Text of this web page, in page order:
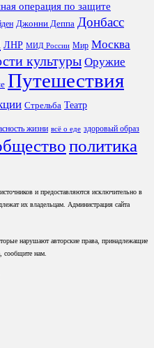
операция по защите
Джонни Деппа Донбасс
ЛНР МИД России Мир Москва
культуры Оружие
Путешествия
Стрельба Театр
жизни всё о еде здоровый образ
политика
и предоставляются исключительно в
их владельцам. Администрация сайта
нарушают авторские права, принадлежащие
сообщите нам.